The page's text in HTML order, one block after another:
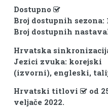
Dostupno
Broj dostupnih sezona:
Broj dostupnih
Hrvatska
Jezici zvuka: korejski
(izvorni), engleski,
Hrvatski titlovi
od
veljače 2022.